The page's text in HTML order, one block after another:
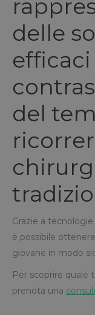
delle
del
Grazie a
è possibile
giovane in modo
Per scoprire quale
prenota una